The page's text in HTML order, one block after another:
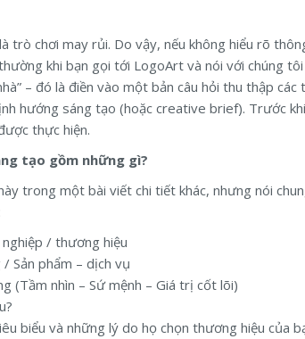
trò chơi may rủi. Do vậy, nếu không hiểu rõ
khi bạn gọi tới LogoArt và nói với chúng
– đó là điền vào một bản câu hỏi thu thập
hướng sáng tạo (hoặc creative brief). Trước
thực hiện.
tạo gồm những gì?
trong một bài viết chi tiết khác, nhưng nói
/ thương hiệu
Sản phẩm – dịch vụ
(Tầm nhìn – Sứ mệnh – Giá trị cốt lõi)
biểu và những lý do họ chọn thương hiệu của